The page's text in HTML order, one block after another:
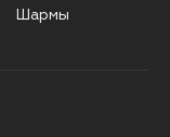
Шармы